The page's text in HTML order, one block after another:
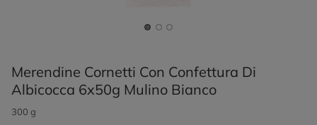
Merendine Cornetti Con Confettura Di
Albicocca 6x50g Mulino Bianco
300 g